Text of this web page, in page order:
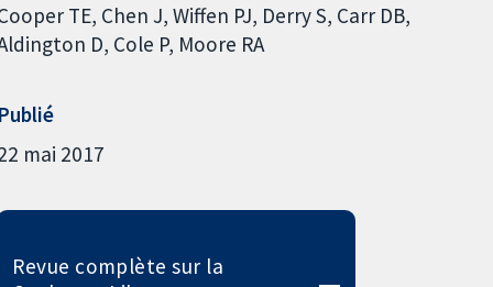
TE Chen J Wiffen PJ Derry S Carr DB
D Cole P Moore RA
Publié
mai 2017
Revue complète sur la